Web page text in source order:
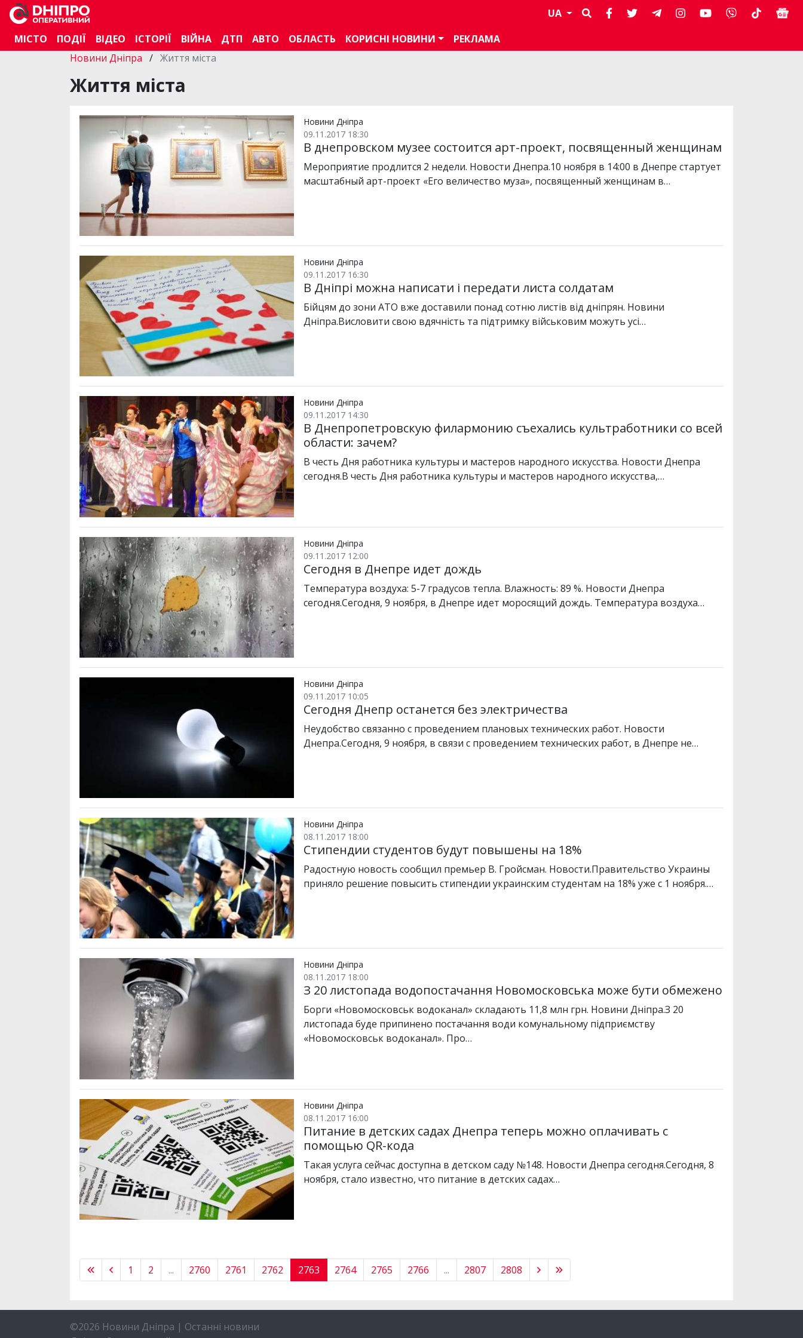
UA
МІСТО
ПОДІЇ ВІДЕО ІСТОРІЇ ВІЙНА ДТП АВТО ОБЛАСТЬ КОРИСНІ НОВИНИ
РЕКЛАМА
Новини Дніпра / Життя міста
Життя міста
Новини Дніпра
09.11.2017 18:30
В днепровском музее состоится арт-проект, посвященный женщинам
Мероприятие продлится 2 недели. Новости Днепра.10 ноября в 14:00 в Днепре стартует
масштабный арт-проект «Его величество муза», посвященный женщинам в…
Новини Дніпра
09.11.2017 16:30
В Дніпрі можна написати і передати листа солдатам
Бійцям до зони АТО вже доставили понад сотню листів від дніпрян. Новини
Дніпра.Висловити свою вдячність та підтримку військовим можуть усі…
Новини Дніпра
09.11.2017 14:30
В Днепропетровскую филармонию съехались культработники со всей
области: зачем?
В честь Дня работника культуры и мастеров народного искусства. Новости Днепра
сегодня.В честь Дня работника культуры и мастеров народного искусства,…
Новини Дніпра
09.11.2017 12:00
Сегодня в Днепре идет дождь
Температура воздуха: 5-7 градусов тепла. Влажность: 89 %. Новости Днепра
сегодня.Сегодня, 9 ноября, в Днепре идет моросящий дождь. Температура воздуха…
Новини Дніпра
09.11.2017 10:05
Сегодня Днепр останется без электричества
Неудобство связанно с проведением плановых технических работ. Новости
Днепра.Сегодня, 9 ноября, в связи с проведением технических работ, в Днепре не…
Новини Дніпра
08.11.2017 18:00
Стипендии студентов будут повышены на 18%
Радостную новость сообщил премьер В. Гройсман. Новости.Правительство Украины
приняло решение повысить стипендии украинским студентам на 18% уже с 1 ноября.…
Новини Дніпра
08.11.2017 18:00
З 20 листопада водопостачання Новомосковська може бути обмежено
Борги «Новомосковськ водоканал» складають 11,8 млн грн. Новини Дніпра.З 20
листопада буде припинено постачання води комунальному підприємству
«Новомосковськ водоканал». Про…
Новини Дніпра
08.11.2017 16:00
Питание в детских садах Днепра теперь можно оплачивать с
помощью QR-кода
Такая услуга сейчас доступна в детском саду №148. Новости Днепра сегодня.Сегодня, 8
ноября, стало известно, что питание в детских садах…
1 2 ... 2760 2761 2762 2763 2764 2765 2766 ... 2807 2808
©2026 Новини Дніпра | Останні новини